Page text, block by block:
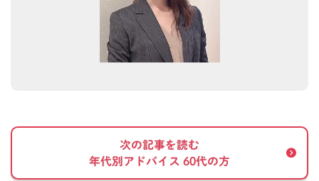
次の記事を読む
年代別アドバイス 60代の方